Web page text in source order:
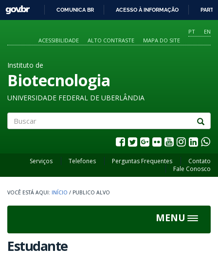
O
CONTEÚDO
GOVBR
COMUNICA BR ACESSO À INFORMAÇÃO
PT
EN
ACESSIBILIDADE
ALTO CONTRASTE MAPA DO SITE
Instituto de
Biotecnologia
UNIVERSIDADE FEDERAL DE UBERLÂNDIA
Serviços Telefones Perguntas Frequentes
Contato
Fale Conosco
INÍCIO / PUBLICO ALVO
MENU
Toggle
Estudante